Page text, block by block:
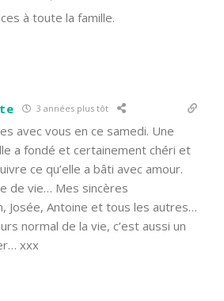
à toute la famille.
3 années plus tôt
avec vous en ce samedi. Une
a fondé et certainement chéri et
ce qu’elle a bâti avec amour.
de vie… Mes sincères
Josée, Antoine et tous les autres…
normal de la vie, c’est aussi un
xxx